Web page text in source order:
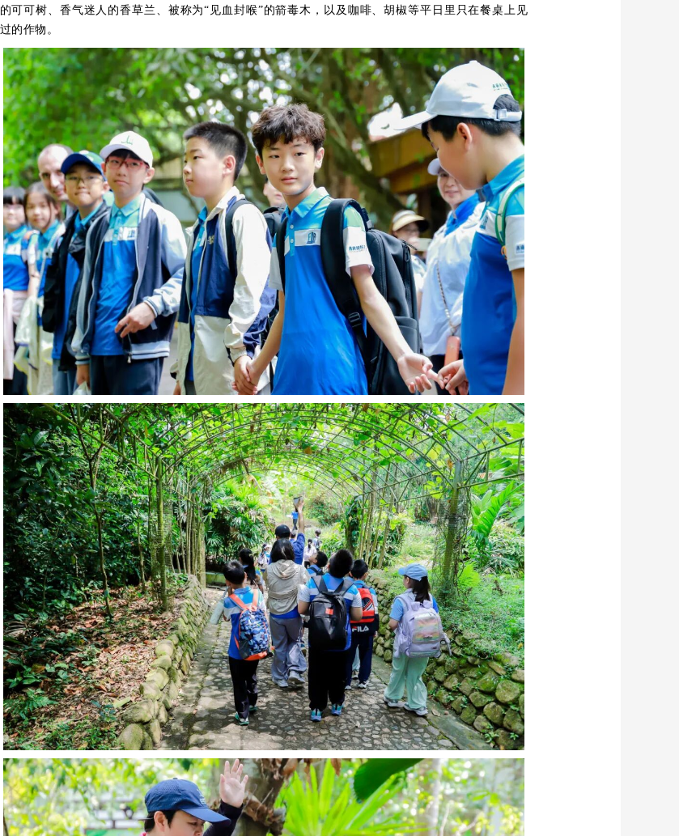
的可可树、香气迷人的香草兰、被称为“见血封喉”的箭毒木，以及咖啡、胡椒等平日里只在餐桌上见
过的作物。